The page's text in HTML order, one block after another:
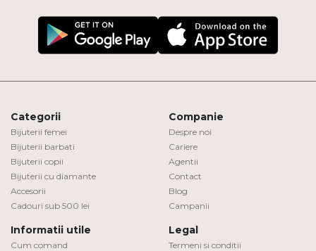
Categorii
Bijuterii femei
Bijuterii barbati
Bijuterii copii
Bijuterii cu diamante
Accesorii
Cadouri sub 500 lei
Companie
Despre noi
Cariere
Agentii
Contact
Blog
Campanii
Informatii utile
Cum comand
Legal
Termeni si conditii